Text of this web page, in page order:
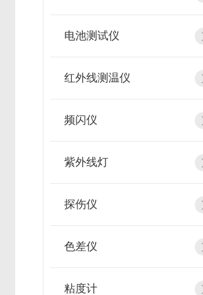
电池测试仪
红外线测温仪
频闪仪
紫外线灯
探伤仪
色差仪
粘度计